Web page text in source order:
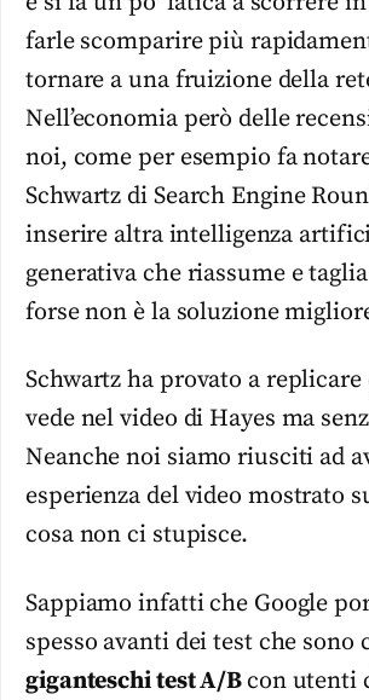
farle scomparire più
tornare a una fruizione della
Nell’economia però delle
noi, come per esempio fa
Schwartz di Search Engine
inserire altra intelligenza
generativa che riassume e
forse non è la soluzione
Schwartz ha provato a
vede nel video di Hayes ma
Neanche noi siamo riusciti ad
esperienza del video mostrato
cosa non ci stupisce.
Sappiamo infatti che Google
spesso avanti dei test che sono
giganteschi test A/Bcon utenti